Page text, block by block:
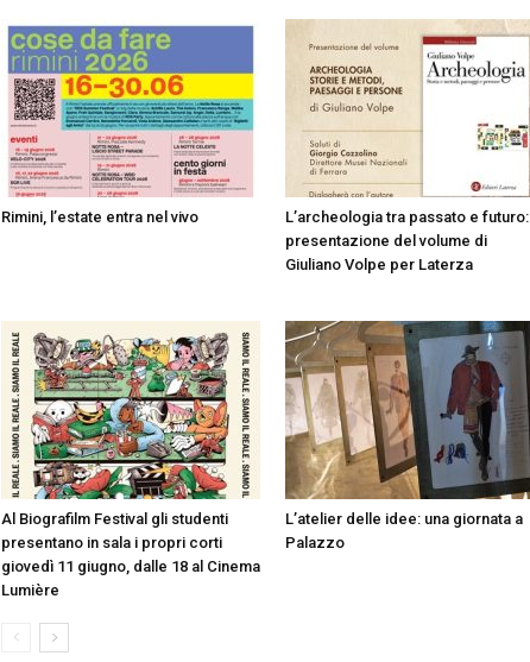
Rimini, l’estate entra nel vivo
L’archeologia tra passato e futuro:
presentazione del volume di
Giuliano Volpe per Laterza
Al Biografilm Festival gli studenti
presentano in sala i propri corti
giovedì 11 giugno, dalle 18 al Cinema
Lumière
L’atelier delle idee: una giornata a
Palazzo